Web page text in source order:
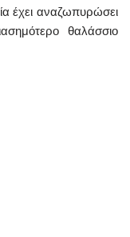
έχει αναζωπυρώσει
θαλάσσιο